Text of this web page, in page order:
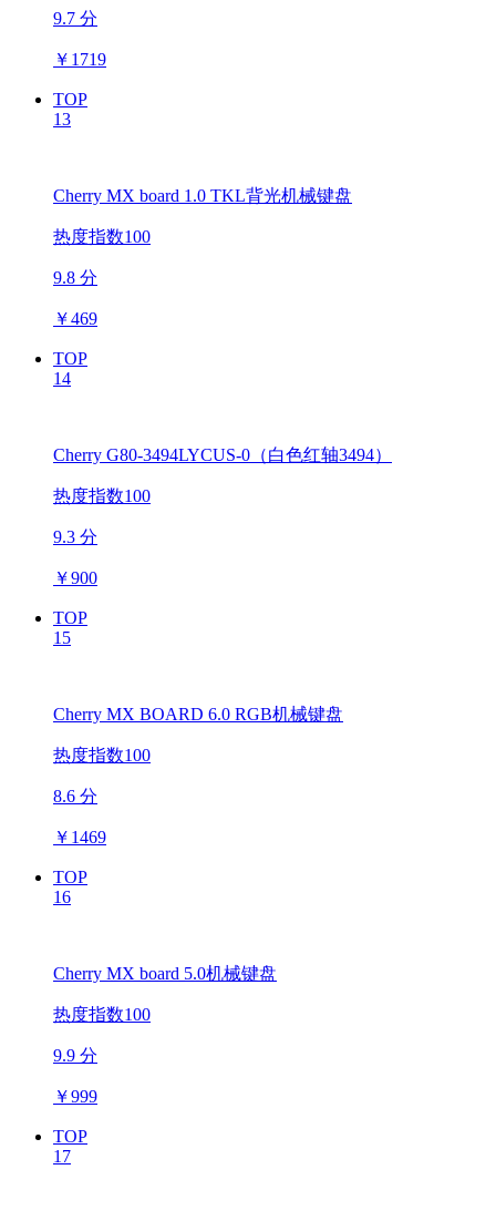
9.7 分
￥ 1719
TOP
13
Cherry MX board 1.0 TKL背光机械键盘
热度指数100
9.8 分
￥469
TOP
14
Cherry G80-3494LYCUS-0（白色红轴3494）
热度指数100
9.3 分
￥900
TOP
15
Cherry MX BOARD 6.0 RGB机械键盘
热度指数100
8.6 分
￥ 1469
TOP
16
Cherry MX board 5.0机械键盘
热度指数100
9.9 分
￥999
TOP
17